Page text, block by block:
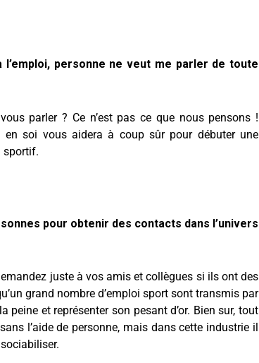
personne ne veut me parler de toute
parler ? Ce n’est pas ce que nous pensons !
en soi vous aidera à coup sûr pour débuter une
sportif.
pour obtenir des contacts dans l’univers
juste à vos amis et collègues si ils ont des
grand nombre d’emploi sport sont transmis par
et représenter son pesant d’or. Bien sur, tout
l’aide de personne, mais dans cette industrie il